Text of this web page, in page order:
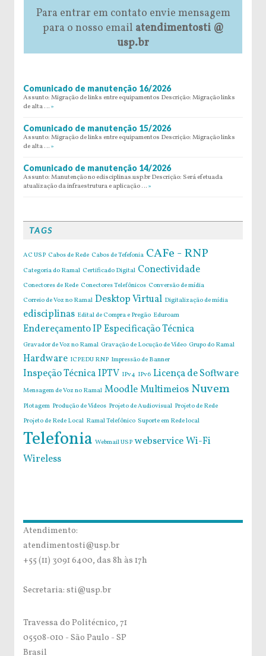
Para entrar em contato envie mensagem
para o nosso email atendimentosti @
usp.br
Comunicado de manutenção 16/2026
Assunto: Migração de links entre equipamentos Descrição: Migração links
de alta … »
Comunicado de manutenção 15/2026
Assunto: Migração de links entre equipamentos Descrição: Migração links
de alta … »
Comunicado de manutenção 14/2026
Assunto: Manutenção no edisciplinas.usp.br Descrição: Será efetuada
atualização da infraestrutura e aplicação … »
TAGS
AC USP Cabos de Rede Cabos de Tefefonia CAFe - RNP
Categoria do Ramal Certificado Digital Conectividade
Conectores de Rede Conectores Telefônicos Conversão de mídia
Correio de Voz no Ramal Desktop Virtual Digitalização de mídia
edisciplinas Edital de Compra e Pregão Eduroam
Endereçamento IPEspecificação Técnica
Gravador de Voz no Ramal Gravação de Locução de Vídeo Grupo do Ramal
Hardware ICPEDU RNP Impressão de Banner
Inspeção TécnicaIPTV IPv4 IPv6 Licença de Software
Mensagem de Voz no Ramal MoodleMultimeios Nuvem
Plotagem Produção de Vídeos Projeto de Audiovisual Projeto de Rede
Projeto de Rede Local Ramal Telefônico Suporte em Rede local
Telefonia Webmail USP webserviceWi-Fi
Wireless
Atendimento:
atendimentosti@usp.br
+55 (11) 3091 6400, das 8h às 17h
Secretaria: sti@usp.br
Travessa do Politécnico, 71
05508-010 - São Paulo - SP
Brasil